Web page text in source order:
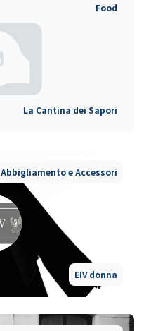
Food
La Cantina dei Sapori
Abbigliamento e Accessori
EIV donna